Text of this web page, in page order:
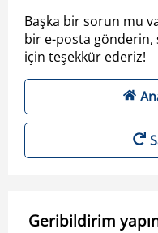
Başka bir sorun mu
bir e-posta gönderin,
için teşekkür ederiz!
Geribildirim